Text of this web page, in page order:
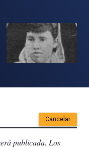
Cancelar
publicada. Los